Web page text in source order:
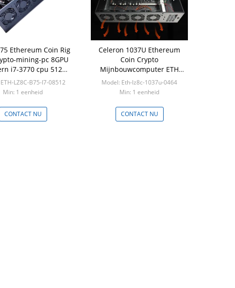
Ethereum Coin Rig
mining-pc 8GPU
i7-3770 cpu 512GB
8GB Geheugen
LZ8C-B75-I7-08512
Min: 1 eenheid
CONTACT NU
Celeron 1037U Ethereum
Coin Crypto
Mijnbouwcomputer ETH
Mijnwerker 8GPU 64GB SSD
4GB DDR3
Model: Eth-lz8c-1037u-0464
Min: 1 eenheid
CONTACT NU